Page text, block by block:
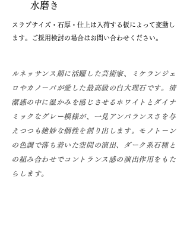
水磨き
​スラブサイズ・石厚・仕上は入荷する板によって変動し
ます。ご採用検討の場合はお問い合わせください。
ルネッサンス期に活躍した芸術家、ミケランジェ
ロやカノーバが愛した最高級の白大理石です。清
潔感の中に温かみを感じさせるホワイトとダイナ
ミックなグレー模様が、一見アンバランスさを与
えつつも絶妙な個性を創り出します。モノトーン
の色調で落ち着いた空間の演出、ダーク系石種と
の組み合わせでコントランス感の演出作用をもた
らします。